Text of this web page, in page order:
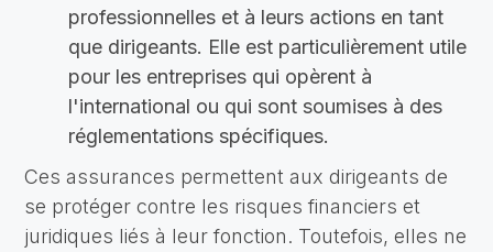
professionnelles et à leurs actions en tant
que dirigeants. Elle est particulièrement utile
pour les entreprises qui opèrent à
l'international ou qui sont soumises à des
réglementations spécifiques.
Ces assurances permettent aux dirigeants de
se protéger contre les risques financiers et
juridiques liés à leur fonction. Toutefois, elles ne